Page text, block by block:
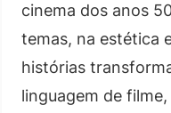
cinema dos anos
temas, na estética
histórias
linguagem de